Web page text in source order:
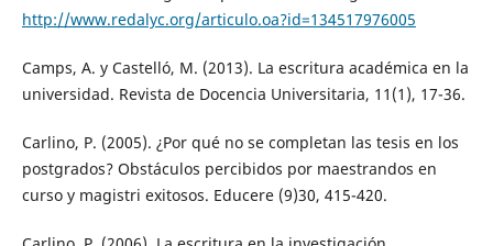
http://www.redalyc.org/articulo.oa?id=134517976005
Camps, A. y Castelló, M. (2013). La escritura académica en la
universidad. Revista de Docencia Universitaria, 11(1), 17-36.
Carlino, P. (2005). ¿Por qué no se completan las tesis en los
postgrados? Obstáculos percibidos por maestrandos en
curso y magistri exitosos. Educere (9)30, 415-420.